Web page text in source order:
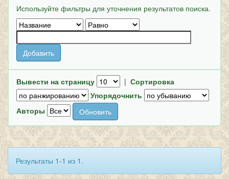
Используйте фильтры для уточнения результатов поиска.
Вывести на страницу | Сортировка
Упорядочнить
Авторы
Результаты 1-1 из 1.